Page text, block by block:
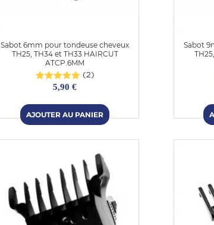
Sabot 6mm pour tondeuse cheveux
TH25, TH34 et TH33 HAIRCUT
ATCP.6MM
(2)
5,90 €
Sabot